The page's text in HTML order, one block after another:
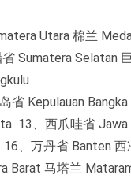
Utara 棉兰
Sumatera Selatan
省 Kepulauan
13、西爪哇省
16、万丹省 Banten
Barat 马塔兰